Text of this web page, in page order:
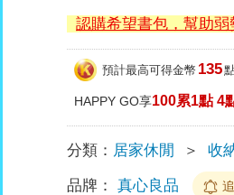
認購希望書包，幫助弱
預計最高可得金幣 135
HAPPY GO享100累1點 4
分類： 居家休閒 ＞ 收
品牌： 真心良品